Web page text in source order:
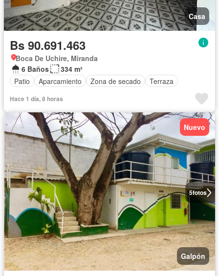
Casa
Bs 90.691.463
Boca De Uchire, Miranda
6 Baños
334 m²
Patio
Aparcamiento Zona de secado Terraza
Hace 1 día, 8 horas
5fotos
Nuevo
Galpón